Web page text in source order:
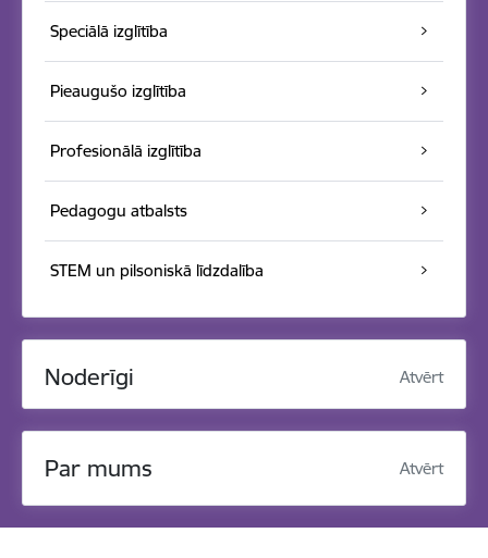
Speciālā izglītība
Pieaugušo izglītība
Profesionālā izglītība
Pedagogu atbalsts
STEM un pilsoniskā līdzdalība
Noderīgi Atvērt
Par mums Atvērt